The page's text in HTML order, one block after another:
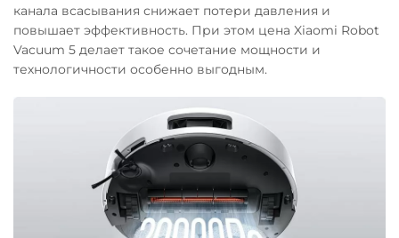
канала всасывания снижает потери давления и
повышает эффективность. При этом цена Xiaomi Robot
Vacuum 5 делает такое сочетание мощности и
технологичности особенно выгодным.